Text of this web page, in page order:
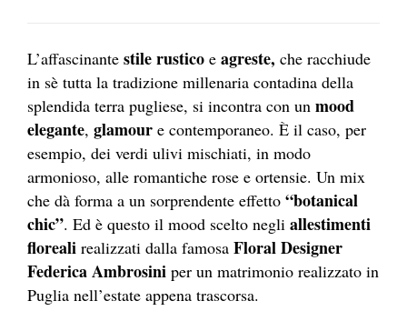
L’affascinante stile rustico e agreste, che racchiude
in sè tutta la tradizione millenaria contadina della
splendida terra pugliese, si incontra con un mood
elegante, glamour e contemporaneo. È il caso, per
esempio, dei verdi ulivi mischiati, in modo
armonioso, alle romantiche rose e ortensie. Un mix
che dà forma a un sorprendente effetto “botanical
chic”. Ed è questo il mood scelto negli allestimenti
floreali realizzati dalla famosa Floral Designer
Federica Ambrosini per un matrimonio realizzato in
Puglia nell’estate appena trascorsa.